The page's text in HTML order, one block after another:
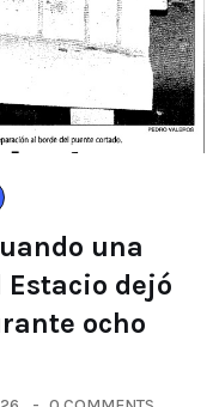
una
dejó
ocho